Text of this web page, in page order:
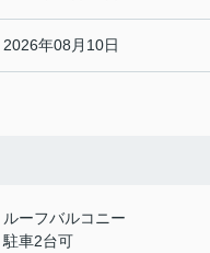
2026年08月10日
ルーフバルコニー
駐車2台可